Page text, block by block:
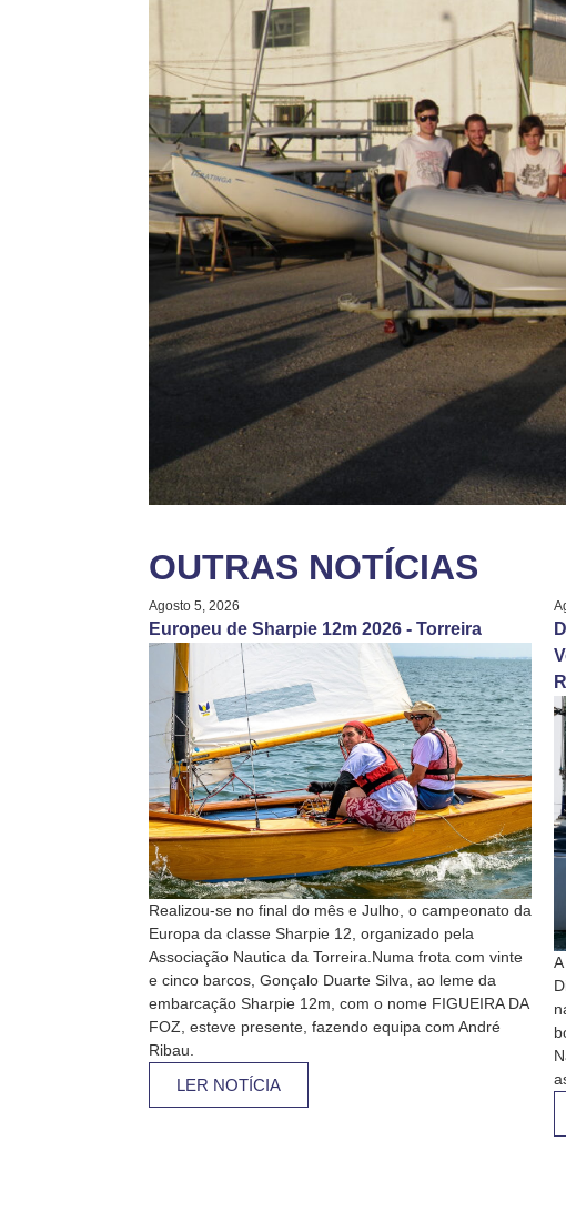
OUTRAS NOTÍCIAS
Agosto 5, 2026
Europeu de Sharpie 12m 2026 - Torreira
Realizou-se no final do mês e Julho, o campeonato da
Europa da classe Sharpie 12, organizado pela
Associação Nautica da Torreira.Numa frota com vinte
e cinco barcos, Gonçalo Duarte Silva, ao leme da
embarcação Sharpie 12m, com o nome FIGUEIRA DA
FOZ, esteve presente, fazendo equipa com André
Ribau.
LER NOTÍCIA